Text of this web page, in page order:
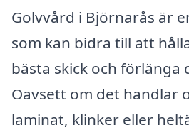
Golvvård i Björnarås är
som kan bidra till att
bästa skick och förlänga
Oavsett om det handlar
laminat, klinker eller